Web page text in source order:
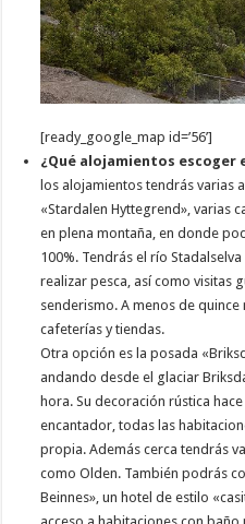
[ready_google_map id=’56’]
¿Qué alojamientos escoger
los alojamientos tendrás varias
«Stardalen Hyttegrend», varias
en plena montaña, en donde
100%. Tendrás el río
realizar pesca, así como visitas
senderismo. A menos de
cafeterías y tiendas.
Otra opción es la posada
andando desde el glaciar
hora. Su decoración rústica
encantador, todas las
propia. Además cerca tendrás
como Olden. También podrás
Beinnes», un hotel de estilo